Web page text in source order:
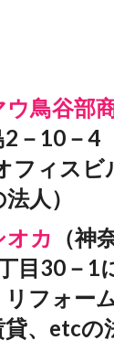
鳥谷部
2－10－
フィスビ
人）
オカ
（神
目30－1
フォー
、etcの